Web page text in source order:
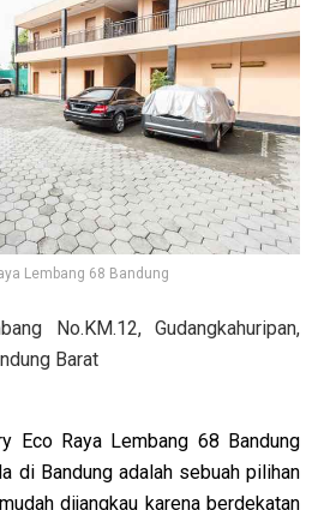
Lembang 68 Bandung
No.KM.12, Gudangkahuripan,
Barat
Eco Raya Lembang 68 Bandung
di Bandung adalah sebuah pilihan
dijangkau karena berdekatan